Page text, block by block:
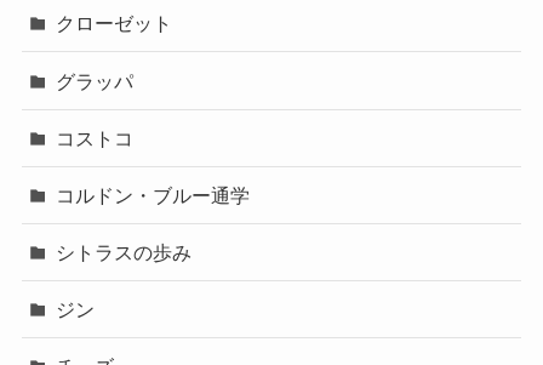
クローゼット
グラッパ
コストコ
コルドン・ブルー通学
シトラスの歩み
ジン